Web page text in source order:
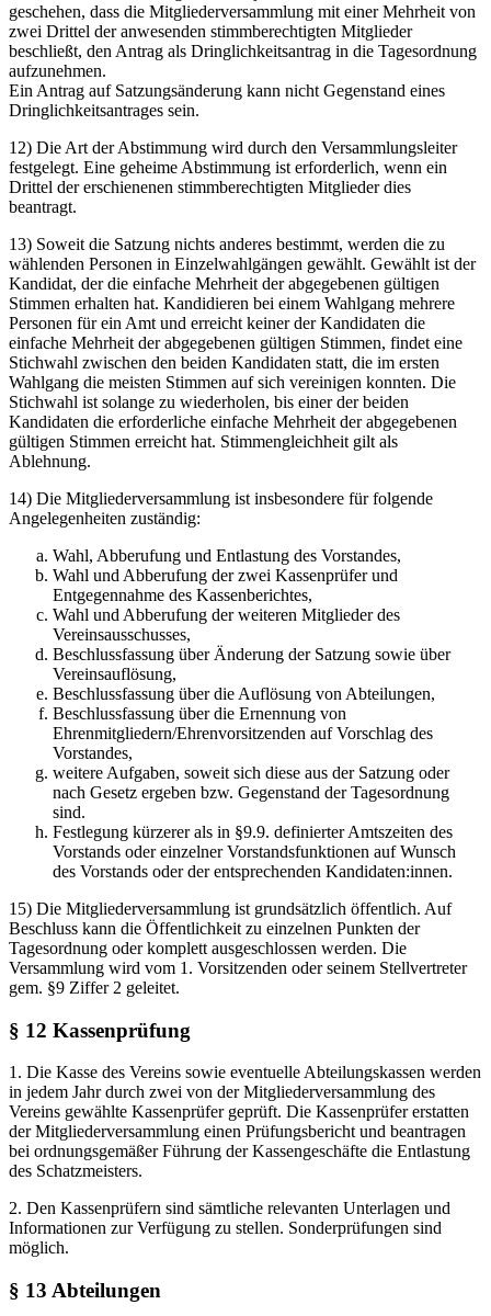
geschehen, dass die Mitgliederversammlung mit einer Mehrheit von
zwei Drittel der anwesenden stimmberechtigten Mitglieder
beschließt, den Antrag als Dringlichkeitsantrag in die Tagesordnung
aufzunehmen.
Ein Antrag auf Satzungsänderung kann nicht Gegenstand eines
Dringlichkeitsantrages sein.
12) Die Art der Abstimmung wird durch den Versammlungsleiter
festgelegt. Eine geheime Abstimmung ist erforderlich, wenn ein
Drittel der erschienenen stimmberechtigten Mitglieder dies
beantragt.
13) Soweit die Satzung nichts anderes bestimmt, werden die zu
wählenden Personen in Einzelwahlgängen gewählt. Gewählt ist der
Kandidat, der die einfache Mehrheit der abgegebenen gültigen
Stimmen erhalten hat. Kandidieren bei einem Wahlgang mehrere
Personen für ein Amt und erreicht keiner der Kandidaten die
einfache Mehrheit der abgegebenen gültigen Stimmen, findet eine
Stichwahl zwischen den beiden Kandidaten statt, die im ersten
Wahlgang die meisten Stimmen auf sich vereinigen konnten. Die
Stichwahl ist solange zu wiederholen, bis einer der beiden
Kandidaten die erforderliche einfache Mehrheit der abgegebenen
gültigen Stimmen erreicht hat. Stimmengleichheit gilt als
Ablehnung.
14) Die Mitgliederversammlung ist insbesondere für folgende
Angelegenheiten zuständig:
Wahl, Abberufung und Entlastung des Vorstandes,
Wahl und Abberufung der zwei Kassenprüfer und
Entgegennahme des Kassenberichtes,
Wahl und Abberufung der weiteren Mitglieder des
Vereinsausschusses,
Beschlussfassung über Änderung der Satzung sowie über
Vereinsauflösung,
Beschlussfassung über die Auflösung von Abteilungen,
Beschlussfassung über die Ernennung von
Ehrenmitgliedern/Ehrenvorsitzenden auf Vorschlag des
Vorstandes,
weitere Aufgaben, soweit sich diese aus der Satzung oder
nach Gesetz ergeben bzw. Gegenstand der Tagesordnung
sind.
Festlegung kürzerer als in §9.9. definierter Amtszeiten des
Vorstands oder einzelner Vorstandsfunktionen auf Wunsch
des Vorstands oder der entsprechenden Kandidaten:innen.
15) Die Mitgliederversammlung ist grundsätzlich öffentlich. Auf
Beschluss kann die Öffentlichkeit zu einzelnen Punkten der
Tagesordnung oder komplett ausgeschlossen werden. Die
Versammlung wird vom 1. Vorsitzenden oder seinem Stellvertreter
gem. §9 Ziffer 2 geleitet.
§ 12 Kassenprüfung
1. Die Kasse des Vereins sowie eventuelle Abteilungskassen werden
in jedem Jahr durch zwei von der Mitgliederversammlung des
Vereins gewählte Kassenprüfer geprüft. Die Kassenprüfer erstatten
der Mitgliederversammlung einen Prüfungsbericht und beantragen
bei ordnungsgemäßer Führung der Kassengeschäfte die Entlastung
des Schatzmeisters.
2. Den Kassenprüfern sind sämtliche relevanten Unterlagen und
Informationen zur Verfügung zu stellen. Sonderprüfungen sind
möglich.
§ 13 Abteilungen